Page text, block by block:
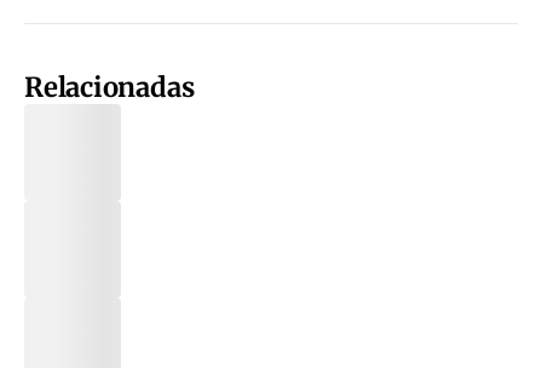
Relacionadas